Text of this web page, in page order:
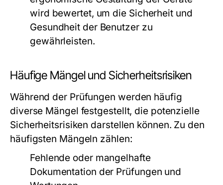
wird bewertet, um die Sicherheit und
Gesundheit der Benutzer zu
gewährleisten.
Häufige Mängel und Sicherheitsrisiken
Während der Prüfungen werden häufig
diverse Mängel festgestellt, die potenzielle
Sicherheitsrisiken darstellen können. Zu den
häufigsten Mängeln zählen:
Fehlende oder mangelhafte
Dokumentation der Prüfungen und